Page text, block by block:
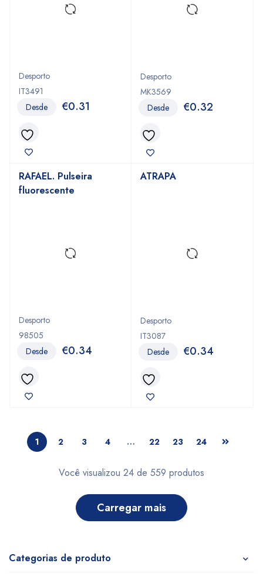
Categorias de produto
Desporto
IT3491
Desde
€0.31
Desporto
MK3569
Desde
€0.32
Desporto
98505
RAFAEL. Pulseira
fluorescente
Desde €0.34
Desporto
IT3087
ATRAPA
Desde €0.34
1 2 3 4 … 22 23 24
carregar mais
Você visualizou 24 de 559 produtos